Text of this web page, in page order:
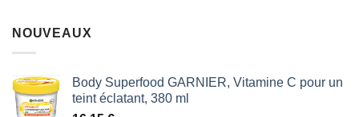
NOUVEAUX
Body Superfood GARNIER, Vitamine C pour un
teint éclatant, 380 ml